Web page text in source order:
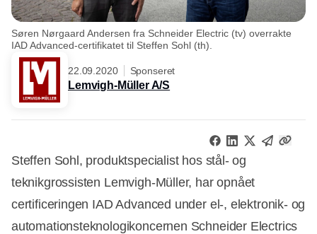
Søren Nørgaard Andersen fra Schneider Electric (tv) overrakte
IAD Advanced-certifikatet til Steffen Sohl (th).
22.09.2020 Sponseret
Lemvigh-Müller A/S
Steffen Sohl, produktspecialist hos stål- og
teknikgrossisten Lemvigh-Müller, har opnået
certificeringen IAD Advanced under el-, elektronik- og
automationsteknologikoncernen Schneider Electrics